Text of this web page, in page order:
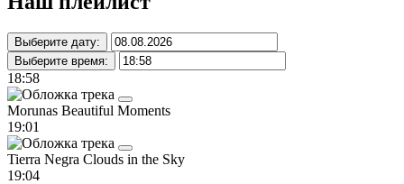
Выберите дату:
Выберите время:
18:58
Morunas Beautiful Moments
19:01
Tierra Negra Clouds in the Sky
19:04